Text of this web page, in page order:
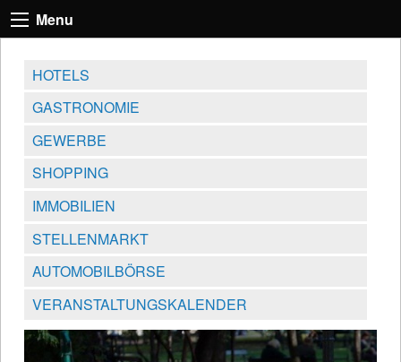
Menu
HOTELS
GASTRONOMIE
GEWERBE
SHOPPING
IMMOBILIEN
STELLENMARKT
AUTOMOBILBÖRSE
VERANSTALTUNGSKALENDER